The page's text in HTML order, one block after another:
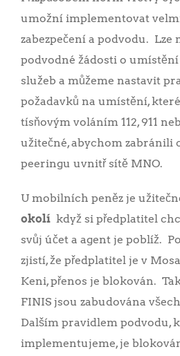
umožní implementovat
zabezpečení a podvodu. Lze
podvodné žádosti o
služeb a můžeme nastavit
požadavků na umístění,
tísňovým voláním 112, 911
užitečné, abychom zabránili
peeringu uvnitř sítě MNO.
U mobilních peněz je
okolí když si předplatitel
svůj účet a agent je poblíž.
zjistí, že předplatitel je v
Keni, přenos je blokován.
FINIS jsou zabudována
Dalším pravidlem podvodu,
implementujeme, je